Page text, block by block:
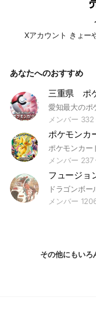
Xアカウント きょー
あなたへのおすすめ
メンバー 332
メンバー 237
フュージョ
メンバー
その他にもいろ